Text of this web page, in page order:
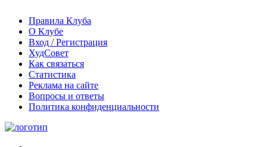
Правила Клуба
О Клубе
Вход / Регистрация
ХудСовет
Как связаться
Статистика
Реклама на сайте
Вопросы и ответы
Политика конфиденциальности